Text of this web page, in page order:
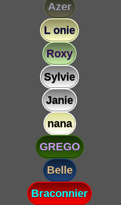
Azer
L onie
Roxy
Sylvie
Janie
nana
GREGO
Belle
Braconnier